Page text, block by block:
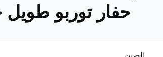
حفار توربو طويل
الصين